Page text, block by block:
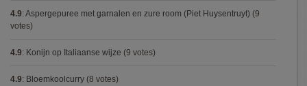
4.9: Aspergepuree met garnalen en zure room (Piet Huysentruyt) (9
votes)
4.9: Konijn op Italiaanse wijze (9 votes)
4.9: Bloemkoolcurry (8 votes)